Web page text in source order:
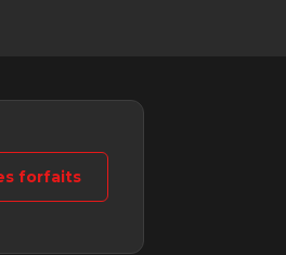
forfaits